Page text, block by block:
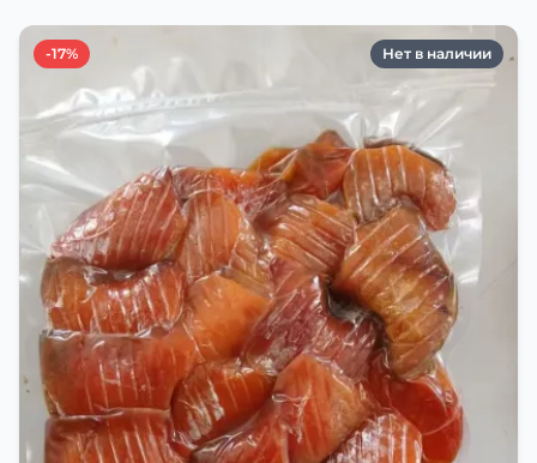
-17% Нет в наличии